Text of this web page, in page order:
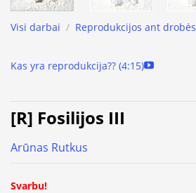
Visi darbai / Reprodukcijos ant drobės
Kas yra reprodukcija?? (4:15)
[R] Fosilijos III
Arūnas Rutkus
Svarbu!